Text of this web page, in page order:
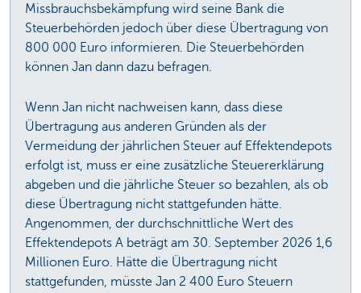
Missbrauchsbekämpfung wird seine Bank die
Steuerbehörden jedoch über diese Übertragung von
800 000 Euro informieren. Die Steuerbehörden
können Jan dann dazu befragen.
Wenn Jan nicht nachweisen kann, dass diese
Übertragung aus anderen Gründen als der
Vermeidung der jährlichen Steuer auf Effektendepots
erfolgt ist, muss er eine zusätzliche Steuererklärung
abgeben und die jährliche Steuer so bezahlen, als ob
diese Übertragung nicht stattgefunden hätte.
Angenommen, der durchschnittliche Wert des
Effektendepots A beträgt am 30. September 2026 1,6
Millionen Euro. Hätte die Übertragung nicht
stattgefunden, müsste Jan 2 400 Euro Steuern